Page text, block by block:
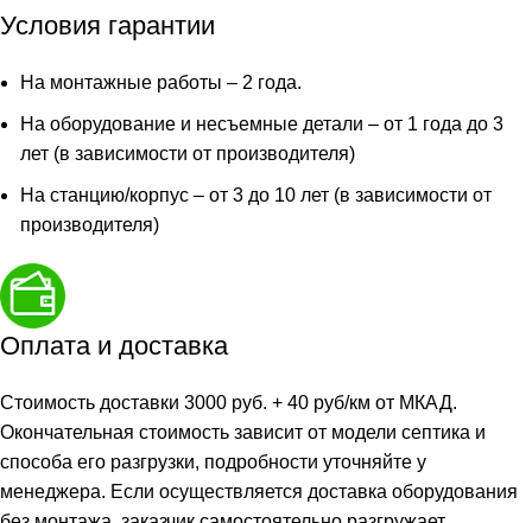
Лонг
Условия гарантии
На монтажные работы – 2 года.
На оборудование и несъемные детали – от 1 года до 3
лет (в зависимости от производителя)
На станцию/корпус – от 3 до 10 лет (в зависимости от
производителя)
Оплата и доставка
Стоимость доставки 3000 руб. + 40 руб/км от МКАД.
Окончательная стоимость зависит от модели септика и
способа его разгрузки, подробности уточняйте у
менеджера. Если осуществляется доставка оборудования